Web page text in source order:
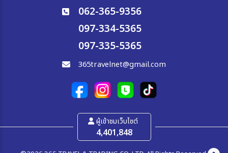
062-365-9356
097-334-5365
097-335-5365
365travelnet@gmail.com
ผู้เข้าชมเว็บไซต์
4,401,848